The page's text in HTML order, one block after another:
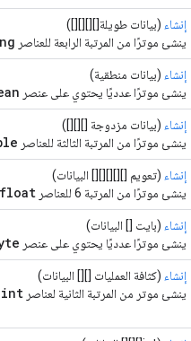
إنشاء (بيانات طويلة[][][][])
ينشئ موترًا من المرتبة الرابعة للعناصر
إنشاء (بيانات منطقية)
ينشئ موترًا عدديًا يحتوي على عنصر
إنشاء (بيانات مزدوجة [][][])
ينشئ موترًا من المرتبة الثالثة للعناصر
إنشاء (تعويم [][][][][] البيانات)
ينشئ موترًا من المرتبة 6 للعناصر
float
إنشاء (بايت [] البيانات)
ينشئ موترًا عدديًا يحتوي على عنصر
إنشاء (كثافة العمليات [][] البيانات)
ينشئ موتر من المرتبة الثانية لعناصر int